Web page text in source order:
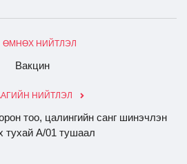
ӨМНӨХ НИЙТЛЭЛ
Вакцин
НИЙТЛЭЛ
тоо, цалингийн санг шинэчлэн
тухай А/01 тушаал